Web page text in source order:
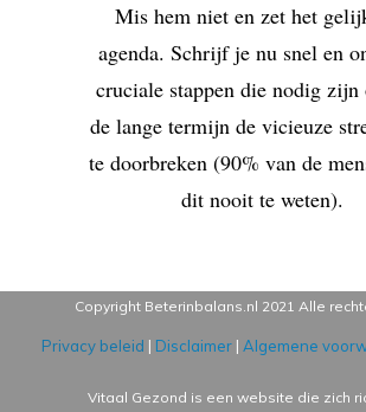
Mis hem niet en zet het
agenda. Schrijf je nu snel en
cruciale stappen die nodig zijn
de lange termijn de vicieuze
te doorbreken (90% van de
dit nooit te weten).
Copyright Beterinbalans.nl 2021 Alle
Privacy beleid | Disclaimer | Algemene
Vitaal Gezond is een website die zich